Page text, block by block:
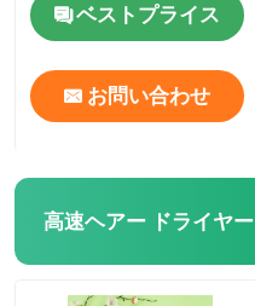
ベストプライス
お問い合わせ
高速ヘアー ドライヤー